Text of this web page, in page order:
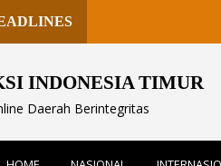
INDONESIA TIMUR
Daerah Berintegritas